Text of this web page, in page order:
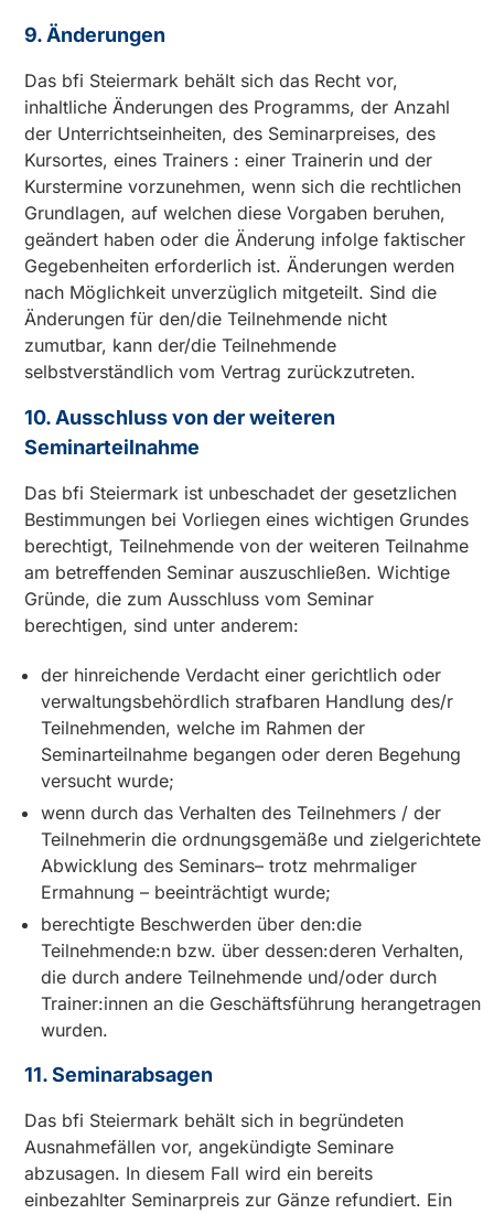
9. Änderungen
Das bfi Steiermark behält sich das Recht vor,
inhaltliche Änderungen des Programms, der Anzahl
der Unterrichtseinheiten, des Seminarpreises, des
Kursortes, eines Trainers : einer Trainerin und der
Kurstermine vorzunehmen, wenn sich die rechtlichen
Grundlagen, auf welchen diese Vorgaben beruhen,
geändert haben oder die Änderung infolge faktischer
Gegebenheiten erforderlich ist. Änderungen werden
nach Möglichkeit unverzüglich mitgeteilt. Sind die
Änderungen für den/die Teilnehmende nicht
zumutbar, kann der/die Teilnehmende
selbstverständlich vom Vertrag zurückzutreten.
10. Ausschluss von der weiteren
Seminarteilnahme
Das bfi Steiermark ist unbeschadet der gesetzlichen
Bestimmungen bei Vorliegen eines wichtigen Grundes
berechtigt, Teilnehmende von der weiteren Teilnahme
am betreffenden Seminar auszuschließen. Wichtige
Gründe, die zum Ausschluss vom Seminar
berechtigen, sind unter anderem:
der hinreichende Verdacht einer gerichtlich oder
verwaltungsbehördlich strafbaren Handlung des/r
Teilnehmenden, welche im Rahmen der
Seminarteilnahme begangen oder deren Begehung
versucht wurde;
wenn durch das Verhalten des Teilnehmers / der
Teilnehmerin die ordnungsgemäße und zielgerichtete
Abwicklung des Seminars– trotz mehrmaliger
Ermahnung – beeinträchtigt wurde;
berechtigte Beschwerden über den:die
Teilnehmende:n bzw. über dessen:deren Verhalten,
die durch andere Teilnehmende und/oder durch
Trainer:innen an die Geschäftsführung herangetragen
wurden.
11. Seminarabsagen
Das bfi Steiermark behält sich in begründeten
Ausnahmefällen vor, angekündigte Seminare
abzusagen. In diesem Fall wird ein bereits
einbezahlter Seminarpreis zur Gänze refundiert. Ein